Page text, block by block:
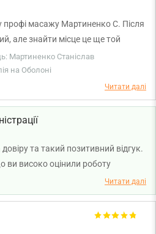
турботу та увагу під час процедур.
здоров'я!масажу Мартиненко С. Після
але знайти місце це ще той
дівчатам на рецепції Аліна,
посміхнуться і покращать
Мартиненко Станіслав
на Оболоні
Читати далі
та такий позитивний відгук.
високо оцінили роботу
Мартиненка, а також уважність і
Для нас важливо,
залишав лише приємні
міцного здоров'я!
Читати далі